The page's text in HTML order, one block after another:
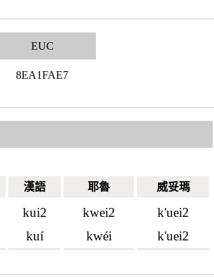
EUC
8EA1FAE7
漢語 耶魯 威妥瑪
kui2
kuí
kwei2
kwéi
k'uei2
k'uei2